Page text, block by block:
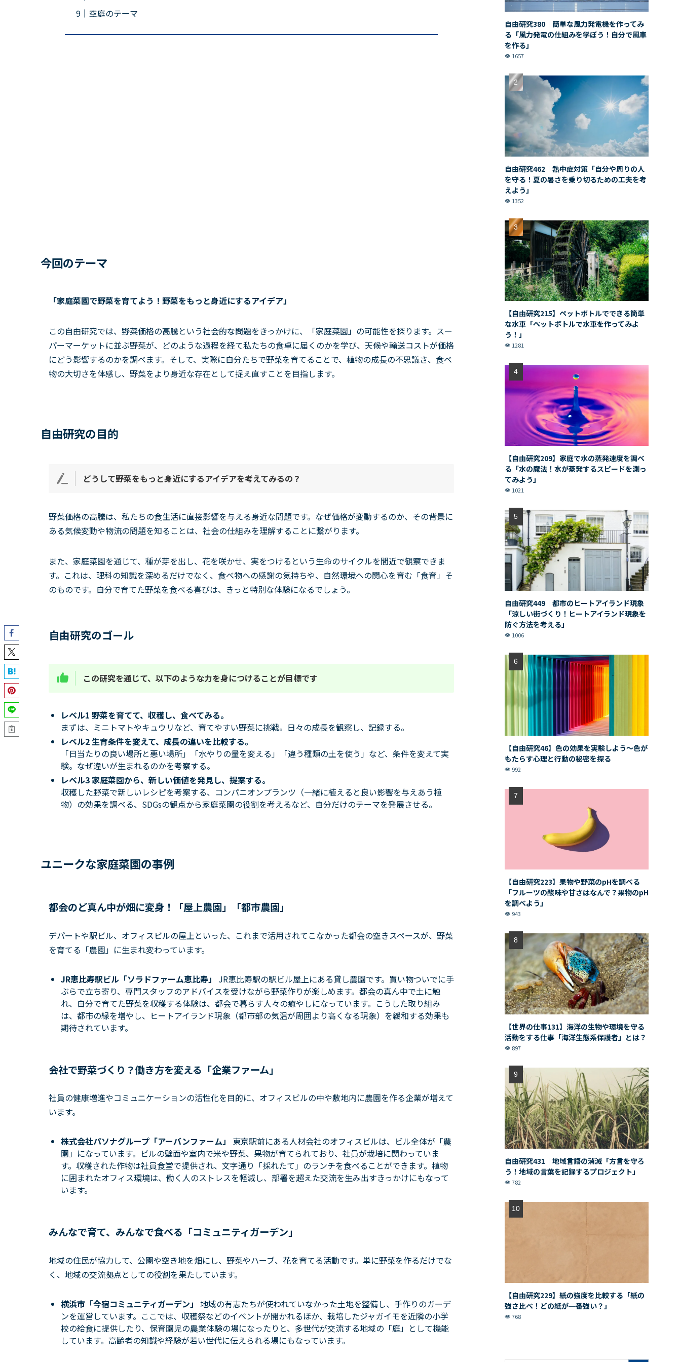
空庭のテーマ
今回のテーマ
「家庭菜園で野菜を育てよう！野菜をもっと身近にするアイデア」
この自由研究では、野菜価格の高騰という社会的な問題をきっかけに、「家庭菜園」の可能性を探ります。スー
パーマーケットに並ぶ野菜が、どのような過程を経て私たちの食卓に届くのかを学び、天候や輸送コストが価格
にどう影響するのかを調べます。そして、実際に自分たちで野菜を育てることで、植物の成長の不思議さ、食べ
物の大切さを体感し、野菜をより身近な存在として捉え直すことを目指します。
自由研究の目的
どうして野菜をもっと身近にするアイデアを考えてみるの？
野菜価格の高騰は、私たちの食生活に直接影響を与える身近な問題です。なぜ価格が変動するのか、その背景に
ある気候変動や物流の問題を知ることは、社会の仕組みを理解することに繋がります。
また、家庭菜園を通じて、種が芽を出し、花を咲かせ、実をつけるという生命のサイクルを間近で観察できま
す。これは、理科の知識を深めるだけでなく、食べ物への感謝の気持ちや、自然環境への関心を育む「食育」そ
のものです。自分で育てた野菜を食べる喜びは、きっと特別な体験になるでしょう。
自由研究のゴール
この研究を通じて、以下のような力を身につけることが目標です
レベル1 野菜を育てて、収穫し、食べてみる。
まずは、ミニトマトやキュウリなど、育てやすい野菜に挑戦。日々の成長を観察し、記録する。
レベル2 生育条件を変えて、成長の違いを比較する。
「日当たりの良い場所と悪い場所」「水やりの量を変える」「違う種類の土を使う」など、条件を変えて実
験。なぜ違いが生まれるのかを考察する。
レベル3 家庭菜園から、新しい価値を発見し、提案する。
収穫した野菜で新しいレシピを考案する、コンパニオンプランツ（一緒に植えると良い影響を与えあう植
物）の効果を調べる、SDGsの観点から家庭菜園の役割を考えるなど、自分だけのテーマを発展させる。
ユニークな家庭菜園の事例
都会のど真ん中が畑に変身！「屋上農園」「都市農園」
デパートや駅ビル、オフィスビルの屋上といった、これまで活用されてこなかった都会の空きスペースが、野菜
を育てる「農園」に生まれ変わっています。
JR恵比寿駅ビル「ソラドファーム恵比寿」
JR恵比寿駅の駅ビル屋上にある貸し農園です。買い物ついでに手
ぶらで立ち寄り、専門スタッフのアドバイスを受けながら野菜作りが楽しめます。都会の真ん中で土に触
れ、自分で育てた野菜を収穫する体験は、都会で暮らす人々の癒やしになっています。こうした取り組み
は、都市の緑を増やし、ヒートアイランド現象（都市部の気温が周囲より高くなる現象）を緩和する効果も
期待されています。
会社で野菜づくり？働き方を変える「企業ファーム」
社員の健康増進やコミュニケーションの活性化を目的に、オフィスビルの中や敷地内に農園を作る企業が増えて
います。
株式会社パソナグループ「アーバンファーム」
東京駅前にある人材会社のオフィスビルは、ビル全体が「農
園」になっています。ビルの壁面や室内で米や野菜、果物が育てられており、社員が栽培に関わっていま
す。収穫された作物は社員食堂で提供され、文字通り「採れたて」のランチを食べることができます。植物
に囲まれたオフィス環境は、働く人のストレスを軽減し、部署を超えた交流を生み出すきっかけにもなって
います。
みんなで育て、みんなで食べる「コミュニティガーデン」
地域の住民が協力して、公園や空き地を畑にし、野菜やハーブ、花を育てる活動です。単に野菜を作るだけでな
く、地域の交流拠点としての役割を果たしています。
横浜市「今宿コミュニティガーデン」 地域の有志たちが使われていなかった土地を整備し、手作りのガーデ
ンを運営しています。ここでは、収穫祭などのイベントが開かれるほか、栽培したジャガイモを近隣の小学
校の給食に提供したり、保育園児の農業体験の場になったりと、多世代が交流する地域の「庭」として機能
しています。高齢者の知識や経験が若い世代に伝えられる場にもなっています。
自由研究380｜簡単な風力発電機を作ってみ
る「風力発電の仕組みを学ぼう！自分で風車
を作る」
1657
自由研究462｜熱中症対策「自分や周りの人
を守る！夏の暑さを乗り切るための工夫を考
えよう」
1352
【自由研究215】ペットボトルでできる簡単
な水車「ペットボトルで水車を作ってみよ
う！」
1281
【自由研究209】家庭で水の蒸発速度を調べ
る「水の魔法！水が蒸発するスピードを測っ
てみよう」
1021
自由研究449｜都市のヒートアイランド現象
「涼しい街づくり！ヒートアイランド現象を
防ぐ方法を考える」
1006
【自由研究46】色の効果を実験しよう〜色が
もたらす心理と行動の秘密を探る
992
【自由研究223】果物や野菜のpHを調べる
「フルーツの酸味や甘さはなんで？果物のpH
を調べよう」
943
【世界の仕事131】海洋の生物や環境を守る
活動をする仕事「海洋生態系保護者」とは？
897
自由研究431｜地域言語の消滅「方言を守ろ
う！地域の言葉を記録するプロジェクト」
782
【自由研究229】紙の強度を比較する「紙の
強さ比べ！どの紙が一番強い？」
768